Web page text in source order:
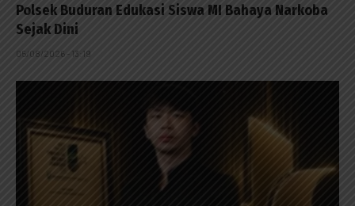
Polsek Buduran Edukasi Siswa MI Bahaya Narkoba
Sejak Dini
05/08/2026 - 13:19